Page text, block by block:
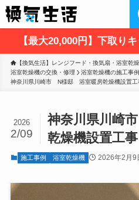
【最大20,000円】下取り
【換気生活】レンジフード・換気扇・浴室乾
浴室乾燥機の交換・修理
浴室乾燥機の施工事例
神奈川県川崎市　N様邸　浴室暖房乾燥機設置工
神奈川県川崎
乾燥機設置工事
2026
2/09
施工事例 浴室乾燥機 2026年2月9